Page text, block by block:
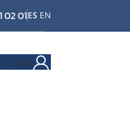
02 01ES EN
| 365